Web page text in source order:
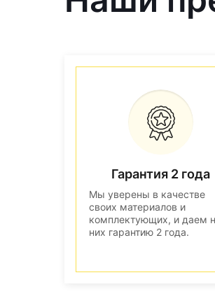
Гарантия 2 года
Мы уверены в качестве
своих материалов и
комплектующих, и даем
них гарантию 2 года.